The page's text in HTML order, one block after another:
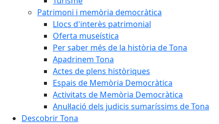
Patrimoni i memòria democràtica
Llocs d'interès patrimonial
Oferta museística
Per saber més de la història de Tona
Apadrinem Tona
Actes de plens històriques
Espais de Memòria Democràtica
Activitats de Memòria Democràtica
Anul·lació dels judicis sumaríssims de Tona
Descobrir Tona